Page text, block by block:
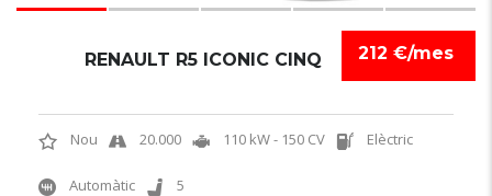
212 €/mes
RENAULT R5 ICONIC CINQ
Nou 20.000 110 kW - 150 CV Elèctric
Automàtic 5